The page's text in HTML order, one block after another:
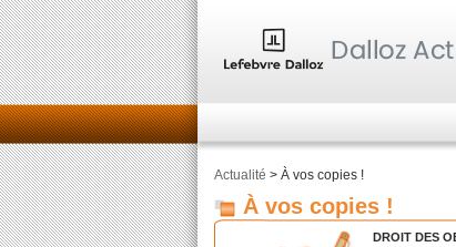
Actualité > À vos copies !
À vos copies !
DROIT DES